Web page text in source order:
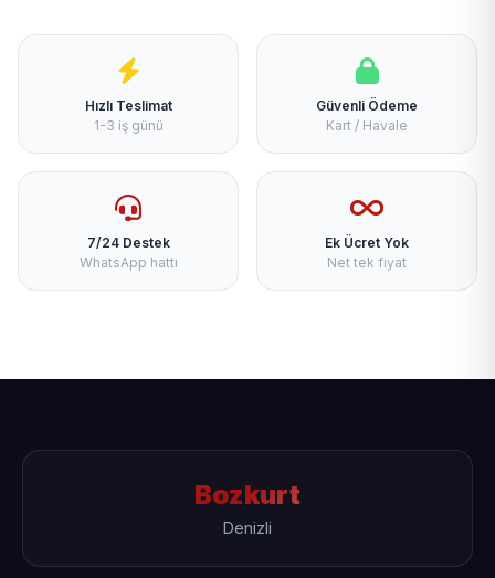
Hızlı Teslimat
1-3 iş günü
Güvenli Ödeme
Kart / Havale
7/24 Destek
WhatsApp hattı
Ek Ücret Yok
Net tek fiyat
Bozkurt
Denizli